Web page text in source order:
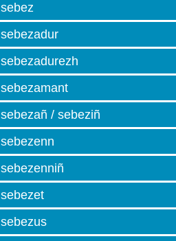
sebez
sebezadur
sebezadurezh
sebezamant
sebezañ / sebeziñ
sebezenn
sebezenniñ
sebezet
sebezus